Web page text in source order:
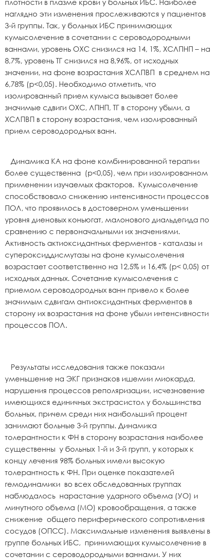
плотности в плазме крови у больных ИБС. Наиболее
наглядно эти изменения прослеживаются у пациентов
3-й группы. Так, у больных ИБС принимающих
кумысолечение в сочетании с сероводородными
ваннами, уровень ОХС снизился на 14, 1%, ХСЛПНП – на
8,7%, уровень ТГ снизился на 8,96%, от исходных
значении, на фоне возрастания ХСЛПВП в среднем на
6,78% (p<0,05). Необходимо отметить, что
изолированный прием кумыса вызывает более
значимые сдвиги ОХС, ЛПНП, ТГ в сторону убыли, а
ХСЛПВП в сторону возрастания, чем изолированный
прием сероводородных ванн.
Динамика КА на фоне комбинированной терапии
более существенна (p<0,05), чем при изолированном
применении изучаемых факторов. Кумысолечение
способствовало снижению интенсивности процессов
ПОЛ, что проявилось в достоверном уменьшении
уровня диеновых коньюгат, малонового диальдегида по
сравнению с первоначальными их значениями.
Активность актиоксидантных ферментов - каталазы и
супероксиддисмутазы на фоне кумысолечения
возрастает соответственно на 12,5% и 16,4% (р< 0,05) от
исходных данных. Сочетание кумысолечения с
приемом сероводородных ванн привело к более
значимым сдвигам антиоксидантных ферментов в
сторону их возрастания на фоне убыли интенсивности
процессов ПОЛ.
Результаты исследования также показали
уменьшение на ЭКГ признаков ишемии миокарда,
нарушения процессов реполяризации, исчезновение
имеющихся единичных экстрасистол у большинства
больных, причем среди них наибольший процент
занимают больные 3-й группы. Динамика
толерантности к ФН в сторону возрастания наиболее
существенны у больных 1-й и 3-й групп, у которых к
концу лечения 98% больных имели высокую
толерантность к ФН. При оценке показателей
гемодинамики во всех обследованных группах
наблюдалось нарастание ударного объема (УО) и
минутного объема (МО) кровообращения, а также
снижение общего периферического сопротивления
сосудов (ОПСС). Максимальные изменения выявлены в
группе больных ИБС, принимающих кумысолечение в
сочетании с сероводородными ваннами. У них